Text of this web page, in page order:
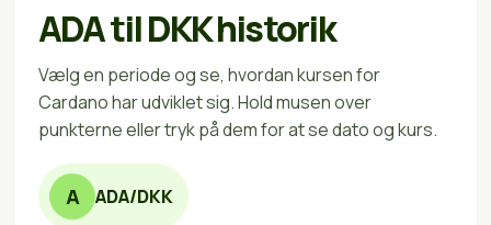
ADA til DKK historik
Vælg en periode og se, hvordan kursen for
Cardano har udviklet sig. Hold musen over
punkterne eller tryk på dem for at se dato og kurs.
A ADA/DKK